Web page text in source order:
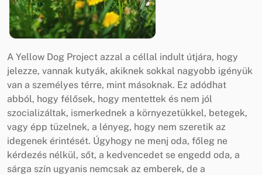
A Yellow Dog Project azzal a céllal indult útjára, hogy
jelezze, vannak kutyák, akiknek sokkal nagyobb igényük
van a személyes térre, mint másoknak. Ez adódhat
abból, hogy félősek, hogy mentettek és nem jól
szocializáltak, ismerkednek a környezetükkel, betegek,
vagy épp tüzelnek, a lényeg, hogy nem szeretik az
idegenek érintését. Úgyhogy ne menj oda, főleg ne
kérdezés nélkül, sőt, a kedvencedet se engedd oda, a
sárga szín ugyanis nemcsak az emberek, de a